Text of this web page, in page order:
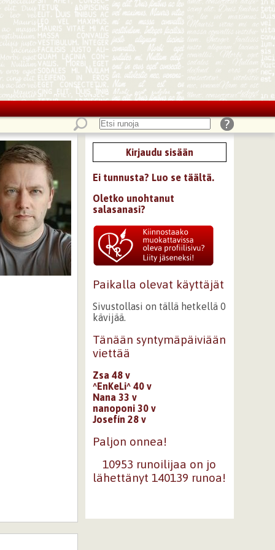
Kirjaudu sisään
Ei tunnusta? Luo se täältä.
Oletko unohtanut
salasanasi?
Paikalla olevat käyttäjät
Sivustollasi on tällä hetkellä 0
kävijää.
Tänään syntymäpäiviään
viettää
Zsa 48 v
^EnKeLi^ 40 v
Nana 33 v
nanoponi 30 v
Josefín 28 v
Paljon onnea!
10953 runoilijaa on jo
lähettänyt 140139 runoa!